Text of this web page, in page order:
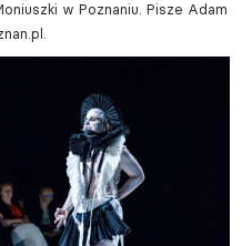
w Poznaniu. Pisze Adam